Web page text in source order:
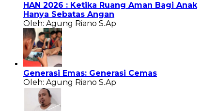
HAN 2026 : Ketika Ruang Aman Bagi Anak
Hanya Sebatas Angan
Oleh: Agung Riano S.Ap
Generasi Emas: Generasi Cemas
Oleh: Agung Riano S.Ap